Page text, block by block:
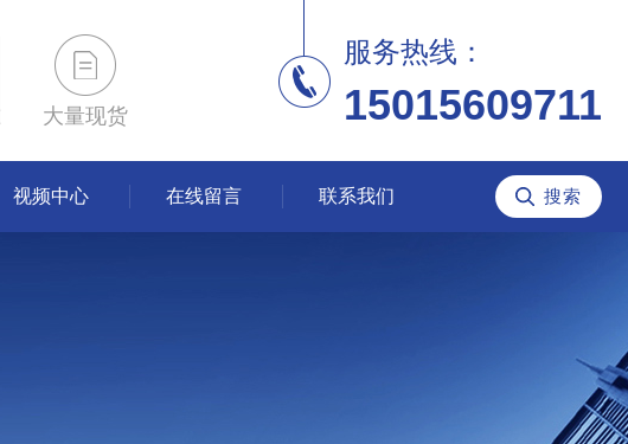
大量现货
服务热线：
15015609711
视频中心 在线留言 联系我们